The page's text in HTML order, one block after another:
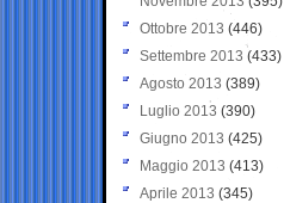
Ottobre 2013 (446)
Settembre 2013 (433)
Agosto 2013 (389)
Luglio 2013 (390)
Giugno 2013 (425)
Maggio 2013 (413)
Aprile 2013 (345)